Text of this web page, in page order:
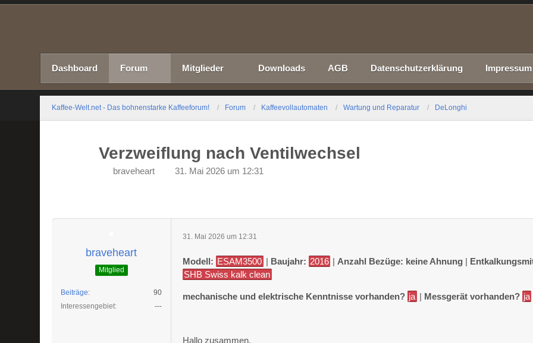
Dashboard Forum Mitglieder Downloads AGB Datenschutzerklärung Impressum
Kaffee-Welt.net - Das bohnenstarke Kaffeeforum! Forum Kaffeevollautomaten Wartung und Reparatur DeLonghi
Verzweiflung nach Ventilwechsel
braveheart 31. Mai 2026 um 12:31
braveheart
Mitglied
Beiträge
90
Interessengebiet
---
31. Mai 2026 um 12:31
Modell: ESAM3500 | Baujahr: 2016 | Anzahl Bezüge: keine Ahnung |
SHB Swiss kalk clean
mechanische und elektrische Kenntnisse vorhanden? ja | Messgerät vorhanden? ja
Hallo zusammen,